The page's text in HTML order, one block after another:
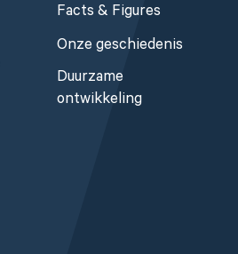
Facts & Figures
Onze geschiedenis
Duurzame
ontwikkeling